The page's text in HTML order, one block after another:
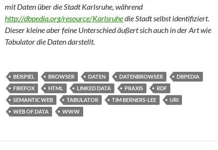
mit Daten über die Stadt Karlsruhe, während
http://dbpedia.org/resource/Karlsruhedie Stadt selbst identifiziert.
Dieser kleine aber feine Unterschied äußert sich auch in der Art wie
Tabulator die Daten darstellt.
BEISPIEL BROWSER DATEN DATENBROWSER
DBPEDIA
FIREFOX
HTML LINKED DATA PRAXIS
RDF
SEMANTIC WEB
TABULATOR TIM BERNERS-LEE
URI
WEB OF DATA
WWW